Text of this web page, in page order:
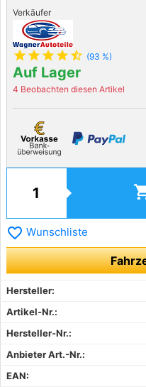
Verkäufer
star star star star star_half (93 %)
Auf Lager
4 Beobachten diesen Artikel
favorite_border Wunschliste
Hersteller:
Artikel-Nr.:
Hersteller-Nr.:
Anbieter Art.-Nr.:
EAN: